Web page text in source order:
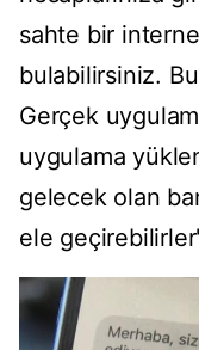
sahte bir
bulabilirsiniz.
Gerçek
uygulama
gelecek olan
ele